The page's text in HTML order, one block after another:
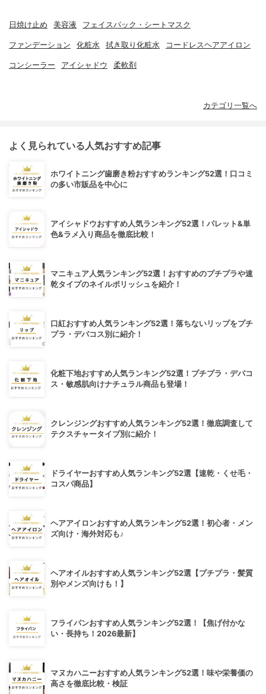
日焼け止め 美容液 フェイスパック・シートマスク
ファンデーション 化粧水 拭き取り化粧水 コードレスヘアアイロン
コンシーラー アイシャドウ 柔軟剤
カテゴリ一覧へ
よく見られている人気おすすめ記事
ホワイトニング歯磨き粉おすすめランキング52選！口コミ
の多い市販品を中心に
アイシャドウおすすめ人気ランキング52選！パレット&単
色&ラメ入り商品を徹底比較！
マニキュア人気ランキング52選！おすすめのプチプラや速
乾タイプのネイルポリッシュを紹介！
口紅おすすめ人気ランキング52選！落ちないリップをプチ
プラ・デパコス別に紹介！
化粧下地おすすめ人気ランキング52選！プチプラ・デパコ
ス・敏感肌向けナチュラル商品も登場！
クレンジングおすすめ人気ランキング52選！徹底調査して
テクスチャータイプ別に紹介！
ドライヤーおすすめ人気ランキング52選【速乾・くせ毛・
コスパ商品】
ヘアアイロンおすすめ人気ランキング52選！初心者・メン
ズ向け・海外対応も♪
ヘアオイルおすすめ人気ランキング52選【プチプラ・髪質
別やメンズ向けも！】
フライパンおすすめ人気ランキング52選！【焦げ付かな
い・長持ち！2026最新】
マヌカハニーおすすめ人気ランキング52選！味や栄養価の
高さを徹底比較・検証